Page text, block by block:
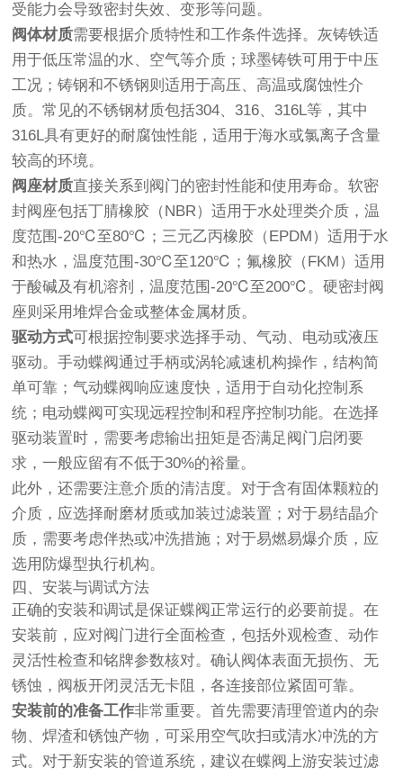
受能力会导致密封失效、变形等问题。
阀体材质需要根据介质特性和工作条件选择。灰铸铁适
用于低压常温的水、空气等介质；球墨铸铁可用于中压
工况；铸钢和不锈钢则适用于高压、高温或腐蚀性介
质。常见的不锈钢材质包括304、316、316L等，其中
316L具有更好的耐腐蚀性能，适用于海水或氯离子含量
较高的环境。
阀座材质直接关系到阀门的密封性能和使用寿命。软密
封阀座包括丁腈橡胶（NBR）适用于水处理类介质，温
度范围-20℃至80℃；三元乙丙橡胶（EPDM）适用于水
和热水，温度范围-30℃至120℃；氟橡胶（FKM）适用
于酸碱及有机溶剂，温度范围-20℃至200℃。硬密封阀
座则采用堆焊合金或整体金属材质。
驱动方式可根据控制要求选择手动、气动、电动或液压
驱动。手动蝶阀通过手柄或涡轮减速机构操作，结构简
单可靠；气动蝶阀响应速度快，适用于自动化控制系
统；电动蝶阀可实现远程控制和程序控制功能。在选择
驱动装置时，需要考虑输出扭矩是否满足阀门启闭要
求，一般应留有不低于30%的裕量。
此外，还需要注意介质的清洁度。对于含有固体颗粒的
介质，应选择耐磨材质或加装过滤装置；对于易结晶介
质，需要考虑伴热或冲洗措施；对于易燃易爆介质，应
选用防爆型执行机构。
四、安装与调试方法
正确的安装和调试是保证蝶阀正常运行的必要前提。在
安装前，应对阀门进行全面检查，包括外观检查、动作
灵活性检查和铭牌参数核对。确认阀体表面无损伤、无
锈蚀，阀板开闭灵活无卡阻，各连接部位紧固可靠。
安装前的准备工作非常重要。首先需要清理管道内的杂
物、焊渣和锈蚀产物，可采用空气吹扫或清水冲洗的方
式。对于新安装的管道系统，建议在蝶阀上游安装过滤